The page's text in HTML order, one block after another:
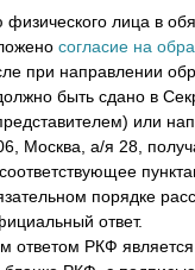
лица в
согласие на
при направлении
быть сдано в
или
Москва, а/я 28,
порядке
ответ.
РКФ является